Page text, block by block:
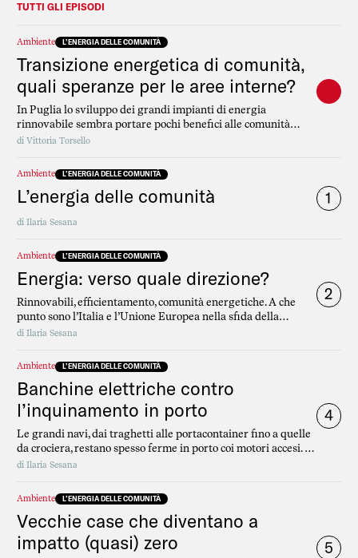
TUTTI GLI EPISODI
Ambiente L’ENERGIA DELLE COMUNITÀ
Transizione energetica di comunità,
quali speranze per le aree interne?
In Puglia lo sviluppo dei grandi impianti di energia
rinnovabile sembra portare pochi benefici alle comunità
locali, soprattutto quelle più marginali. Le Comunità
per rendere giusta la transizione verde. Anche grazie ai fondi
di coesione Ue.
di Vittoria Torsello
Ambiente L’ENERGIA DELLE COMUNITÀ
L’energia delle comunità
di Ilaria Sesana
1
Ambiente L’ENERGIA DELLE COMUNITÀ
Energia: verso quale direzione?
Rinnovabili, efficientamento, comunità energetiche. A che
punto sono l’Italia e l’Unione Europea nella sfida della
decarbonizzazione
di Ilaria Sesana
2
Ambiente L’ENERGIA DELLE COMUNITÀ
Banchine elettriche contro
l’inquinamento in porto
Le grandi navi, dai traghetti alle portacontainer fino a quelle
da crociera, restano spesso ferme in porto coi motori accesi. E
inquinano. Il “cold ironing”, finanziato in diversi casi da fondi
di Ilaria Sesana
4
Ambiente L’ENERGIA DELLE COMUNITÀ
Vecchie case che diventano a
impatto (quasi) zero
5